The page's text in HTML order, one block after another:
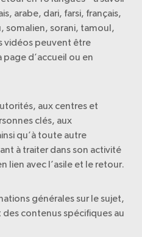
arabe, dari, farsi, français,
somalien, sorani, tamoul,
vidéos peuvent être
page d’accueil ou en
aux centres et
clés, aux
qu’à toute autre
à traiter dans son activité
lien avec l’asile et le retour.
générales sur le sujet,
contenus spécifiques au